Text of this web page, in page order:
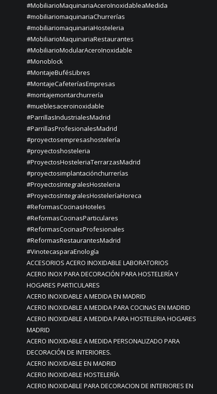
#MobiliarioMaquinariaAceroInoxidableaMedida
#mobiliariomaquinariaChurrerías
#mobiliariomaquinariaHosteleria
#MobiliarioMaquinariaRestaurantes
#MobiliarioModularAceroInoxidable
#Monoblock
#MontajeBufésLibres
#MontajeCafeteríasEmpresas
#montajemontarchurrería
#mueblesaceroinoxidable
#ParrillasIndustrialesMadrid
#ParrillasProfesionalesMadrid
#proyectosempresashostelería
#proyectoshosteleria
#ProyectosHosteleriaTerrarzasMadrid
#proyectosimplantaciónchurrerías
#ProyectosIntegralesHosteleria
#ProyectosIntegralesHosteleríaHoreca
#ReformasCocinasHoteles
#ReformasCocinasParticulares
#ReformasCocinasProfesionales
#ReformasRestaurantesMadrid
#VinotecasparaEnología
ACCESORIOS ACERO INOXIDABLE LABORATORIOS
ACERO INOX PARA DECORACIÓN PARA HOSTELERÍA Y
HOGARES PARTICULARES
ACERO INOXIDABLE A MEDIDA EN MADRID
ACERO INOXIDABLE A MEDIDA PARA COCINAS EN MADRID
ACERO INOXIDABLE A MEDIDA PARA HOSTELERIA HOGARES
MADRID
ACERO INOXIDABLE A MEDIDA PERSONALIZADO PARA
DECORACIÓN DE INTERIORES.
ACERO INOXIDABLE EN MADRID
ACERO INOXIDABLE HOSTELERÍA
ACERO INOXIDABLE PARA DECORACION DE INTERIORES EN